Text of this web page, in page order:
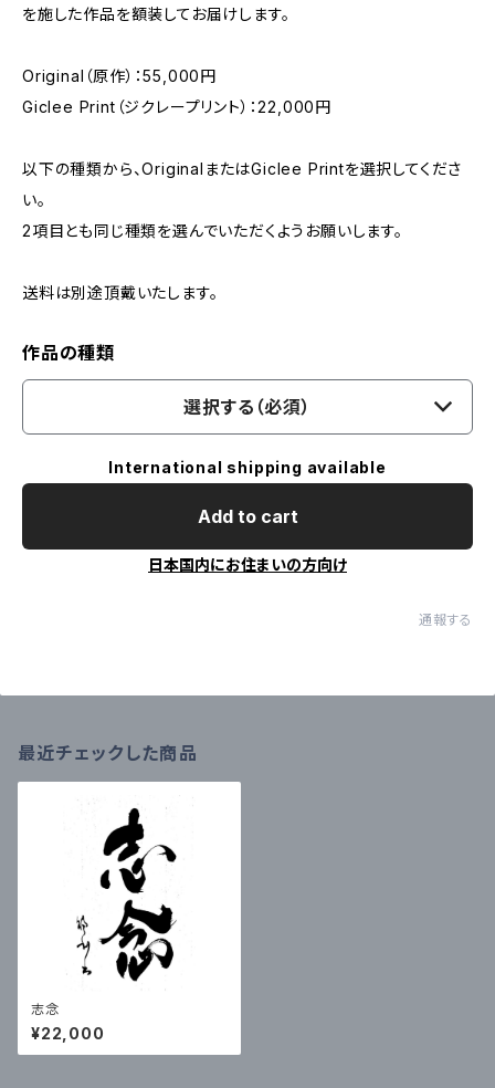
を施した作品を額装してお届けします。
Original（原作）：55,000円
Giclee Print（ジクレープリント）：22,000円
以下の種類から、OriginalまたはGiclee Printを選択してくださ
い。
2項目とも同じ種類を選んでいただくようお願いします。
送料は別途頂戴いたします。
作品の種類
選択する（必須）
International shipping available
Add to cart
日本国内にお住まいの方向け
通報する
最近チェックした商品
志念
¥22,000